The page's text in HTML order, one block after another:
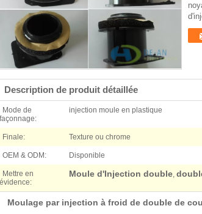
Description de produit détaillée
Mode de
façonnage:
injection moule en plastique
Finale: Texture ou chrome
OEM & ODM: Disponible
Mettre en
évidence:
Moule d'Injection double,
Moulage par injection à froid de double de